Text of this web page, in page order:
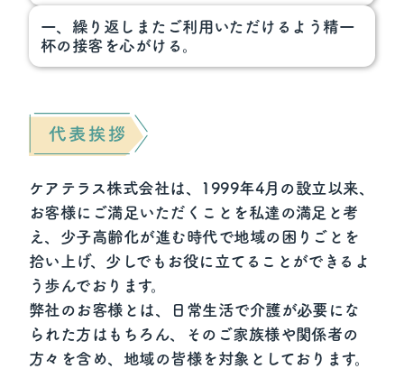
一、繰り返しまたご利用いただけるよう精一
杯の接客を心がける。
ケアテラス株式会社は、1999年4月の設立以来、
お客様にご満足いただくことを私達の満足と考
え、少子高齢化が進む時代で地域の困りごとを
拾い上げ、少しでもお役に立てることができるよ
う歩んでおります。
弊社のお客様とは、日常生活で介護が必要にな
られた方はもちろん、そのご家族様や関係者の
方々を含め、地域の皆様を対象としております。